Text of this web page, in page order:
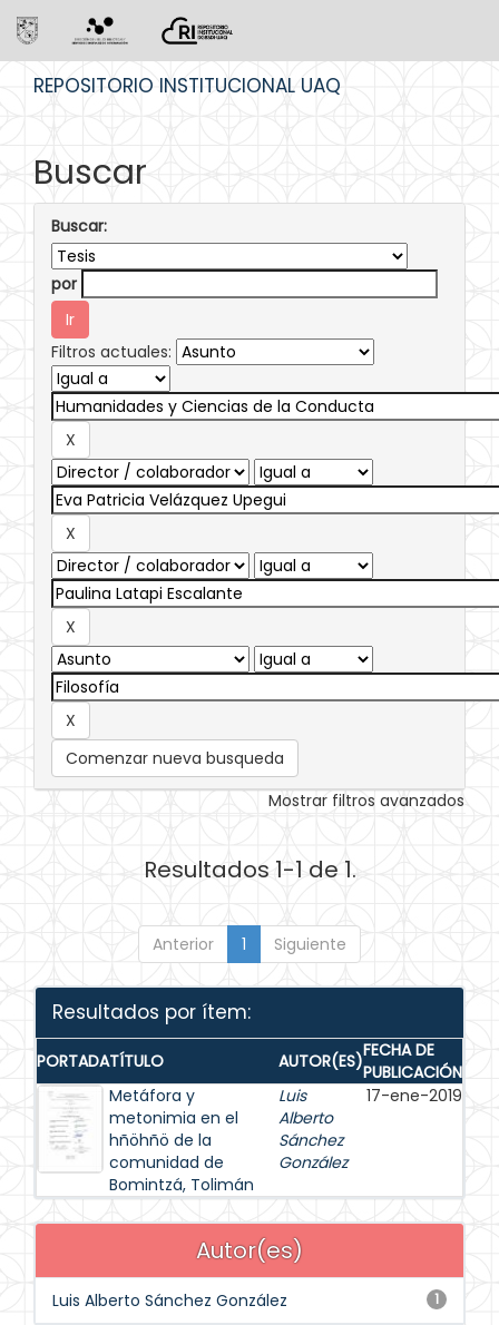
REPOSITORIO INSTITUCIONAL UAQ
Buscar
Buscar:
por
Filtros actuales:
Comenzar nueva busqueda
Mostrar filtros avanzados
Resultados 1-1 de 1.
Anterior 1 Siguiente
Resultados por ítem:
PORTADATÍTULO AUTOR(ES)FECHA DE
PUBLICACIÓN
Metáfora y
metonimia en el
hñöhñö de la
comunidad de
Bomintzá, Tolimán
Luis
Alberto
Sánchez
González
17-ene-2019
Autor(es)
1
Luis Alberto Sánchez González